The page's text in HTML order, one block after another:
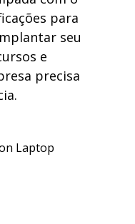
para
seu
e
precisa